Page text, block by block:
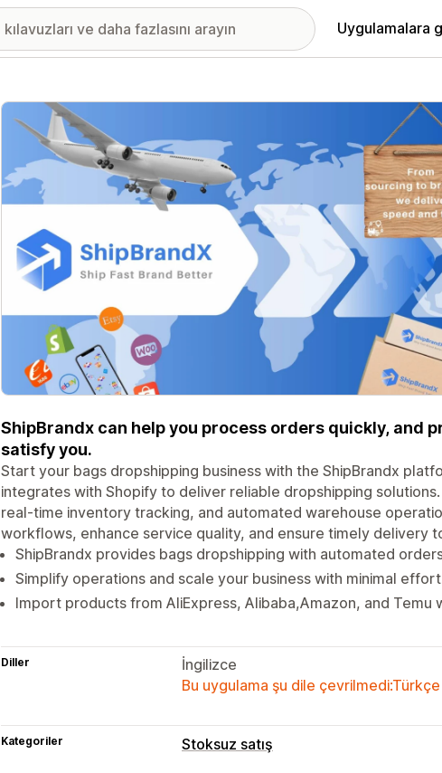
Uygulamalara
Öne çıkan görsel galerisi
ShipBrandx can help you process orders quickly, and
satisfy you.
Start your bags dropshipping business with the ShipBrandx
integrates with Shopify to deliver reliable dropshipping
real-time inventory tracking, and automated warehouse
workflows, enhance service quality, and ensure timely delivery
ShipBrandx provides bags dropshipping with automated
Simplify operations and scale your business with minimal
Import products from AliExpress, Alibaba,Amazon, and Temu
Diller
İngilizce
Bu uygulama şu dile çevrilmedi:Türkçe
Kategoriler Stoksuz satış